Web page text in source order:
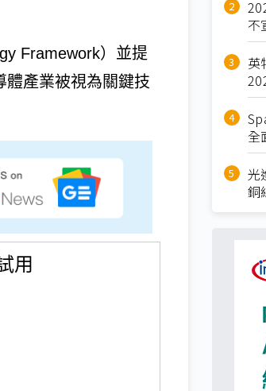
Framework）並提
體產業被視為關鍵技
用
不
英
全
光
銅